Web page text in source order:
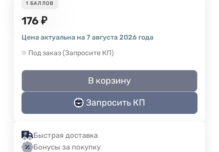
1 БАЛЛОВ
176 ₽
Цена актуальна на 7 августа 2026 года
Под заказ (Запросите КП)
В корзину
Запросить КП
Быстрая доставка
Бонусы за покупку